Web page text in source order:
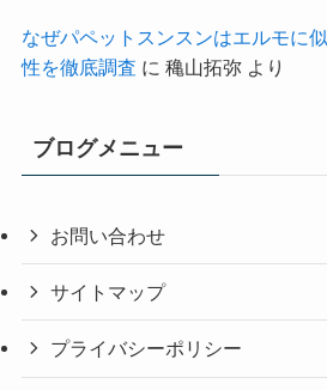
なぜパペットスンスンはエルモに
性を徹底調査 に 穐山拓弥より
ブログメニュー
お問い合わせ
サイトマップ
プライバシーポリシー